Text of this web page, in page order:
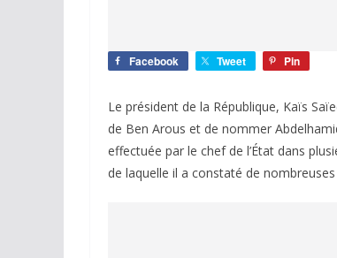
Facebook Tweet Pin
Le président de la République, Kaïs
de Ben Arous et de nommer
effectuée par le chef de l’État dans
de laquelle il a constaté de